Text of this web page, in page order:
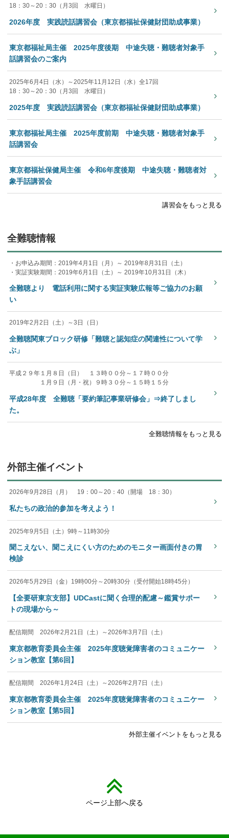
18：30～20：30（月3回 水曜日）
2026年度 実践読話講習会（東京都福祉保健財団助成事業）
›
東京都福祉局主催 2025年度後期 中途失聴・難聴者対象手
話講習会のご案内
›
2025年6月4日（水）～2025年11月12日（水）全17回
18：30～20：30（月3回 水曜日）
2025年度 実践読話講習会（東京都福祉保健財団助成事業）
›
東京都福祉局主催 2025年度前期 中途失聴・難聴者対象手
話講習会
›
東京都福祉保健局主催 令和6年度後期 中途失聴・難聴者対
象手話講習会
›
講習会をもっと見る
全難聴情報
・お申込み期間：2019年4月1日（月）～ 2019年8月31日（土）
・実証実験期間：2019年6月1日（土）～ 2019年10月31日（木）
全難聴より 電話利用に関する実証実験広報等ご協力のお願
い
›
2019年2月2日（土）～3日（日）
全難聴関東ブロック研修「難聴と認知症の関連性について学
ぶ」
›
平成２９年１月８日（日） １３時００分～１７時００分
１月９日（月・祝）９時３０分～１５時１５分
平成28年度 全難聴「要約筆記事業研修会」⇒終了しまし
た。
›
全難聴情報をもっと見る
外部主催イベント
2026年9月28日（月） 19：00～20：40（開場 18：30）
私たちの政治的参加を考えよう！
›
2025年9月5日（土）9時～11時30分
聞こえない、聞こえにくい方のためのモニター画面付きの胃
検診
›
2026年5月29日（金）19時00分～20時30分（受付開始18時45分）
【全要研東京支部】UDCastに聞く合理的配慮～鑑賞サポー
トの現場から～
›
配信期間 2026年2月21日（土）～2026年3月7日（土）
東京都教育委員会主催 2025年度聴覚障害者のコミュニケー
ション教室【第6回】
›
配信期間 2026年1月24日（土）～2026年2月7日（土）
東京都教育委員会主催 2025年度聴覚障害者のコミュニケー
ション教室【第5回】
›
外部主催イベントをもっと見る
ページ上部へ戻る